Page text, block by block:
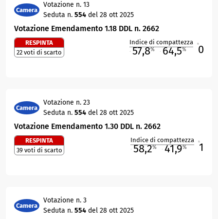
Camera
Votazione n. 13
Seduta n. 554 del 28 ott 2025
Votazione Emendamento 1.18 DDL n. 2662
RESPINTA
22 voti di scarto
Indice di compattezza
57,8% 64,5% 0
Camera
Votazione n. 23
Seduta n. 554 del 28 ott 2025
Votazione Emendamento 1.30 DDL n. 2662
RESPINTA
39 voti di scarto
Indice di compattezza
58,2% 41,9% 1
Camera
Votazione n. 3
Seduta n. 554 del 28 ott 2025